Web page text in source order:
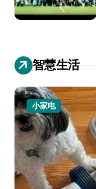
智慧生活
小家电